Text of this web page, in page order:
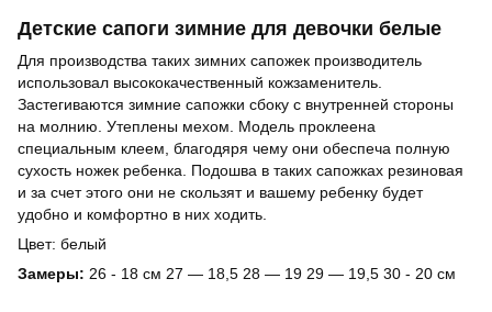
Детские сапоги зимние для девочки белые
Для производства таких зимних сапожек производитель
использовал высококачественный кожзаменитель.
Застегиваются зимние сапожки сбоку с внутренней стороны
на молнию. Утеплены мехом. Модель проклеена
специальным клеем, благодяря чему они обеспеча полную
сухость ножек ребенка. Подошва в таких сапожках резиновая
и за счет этого они не скользят и вашему ребенку будет
удобно и комфортно в них ходить.
Цвет: белый
Замеры: 26 - 18 см 27 ― 18,5 28 ― 19 29 ― 19,5 30 - 20 см